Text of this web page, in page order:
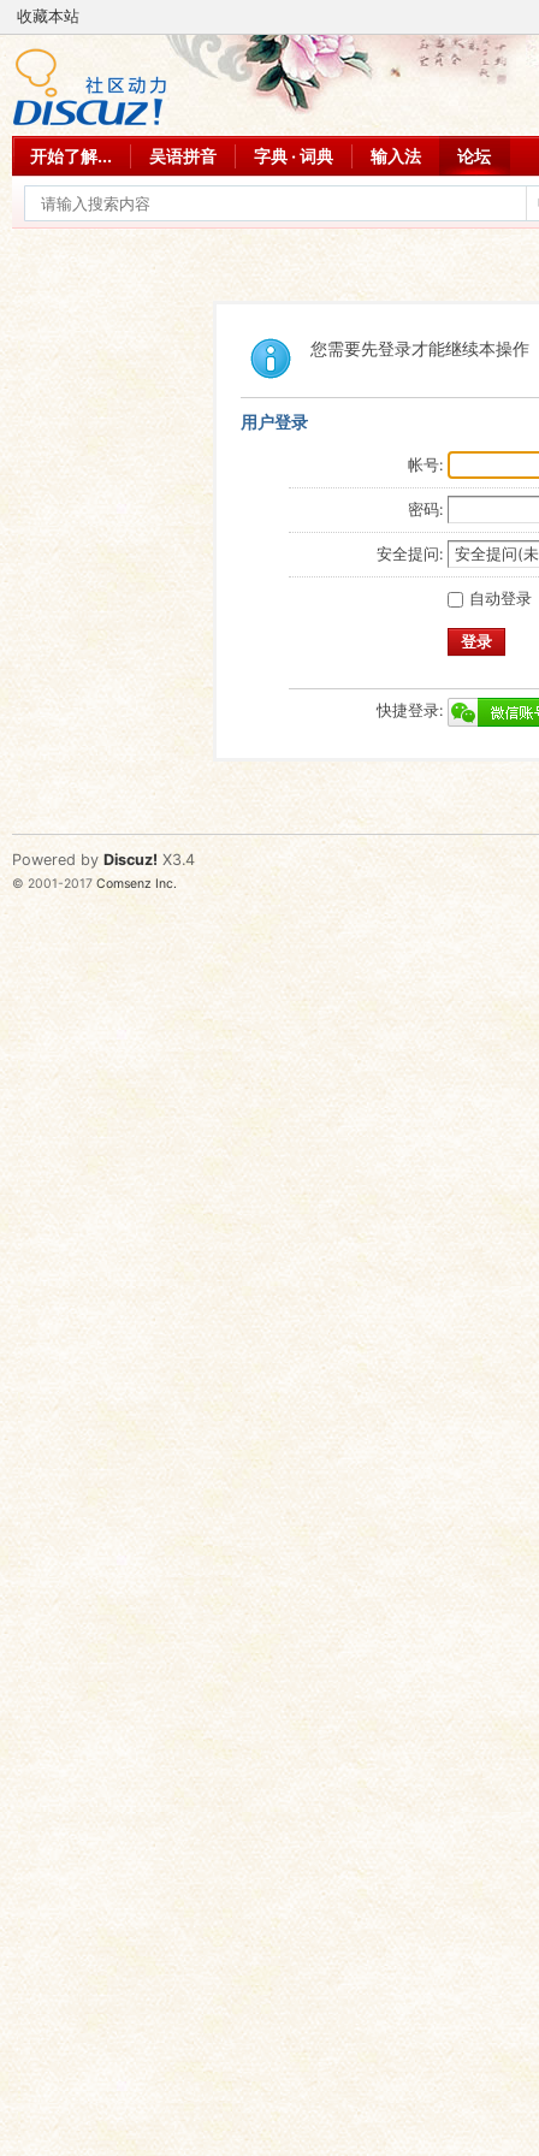
收藏本站
开始了解... 吴语拼音 字典 · 词典 输入法 论坛
您需要先登录才能继续本操作
用户登录
帐号:
密码:
安全提问:
自动登录
登录
快捷登录:
Powered by Discuz! X3.4
© 2001-2017 Comsenz Inc.